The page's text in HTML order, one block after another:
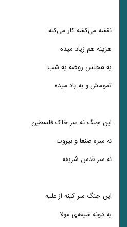
نقشه می‌کشه کار می‌کنه
هزینه هم زیاد میده
یه مجلس روضه یه شب
تمومش و به باد میده
این جنگ نه سر خاک فلسطین
نه سره صنعا و بیروت
نه سر قدس شریفه
این جنگ سر کینه از علیه
یه دونه شیعه‌ی مولا